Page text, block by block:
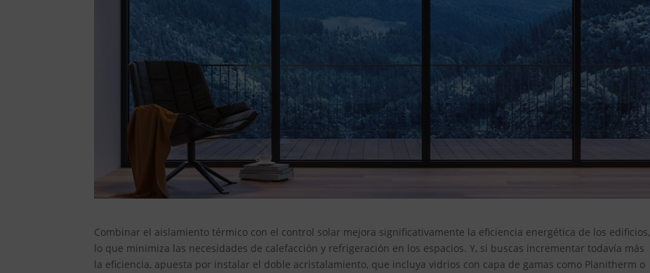
Combinar el aislamiento térmico con el control solar mejora significativamente la eficiencia energética de los edificios,
lo que minimiza las necesidades de calefacción y refrigeración en los espacios. Y, si buscas incrementar todavía más
la eficiencia, apuesta por instalar el doble acristalamiento, que incluya vidrios con capa de gamas como Planitherm o